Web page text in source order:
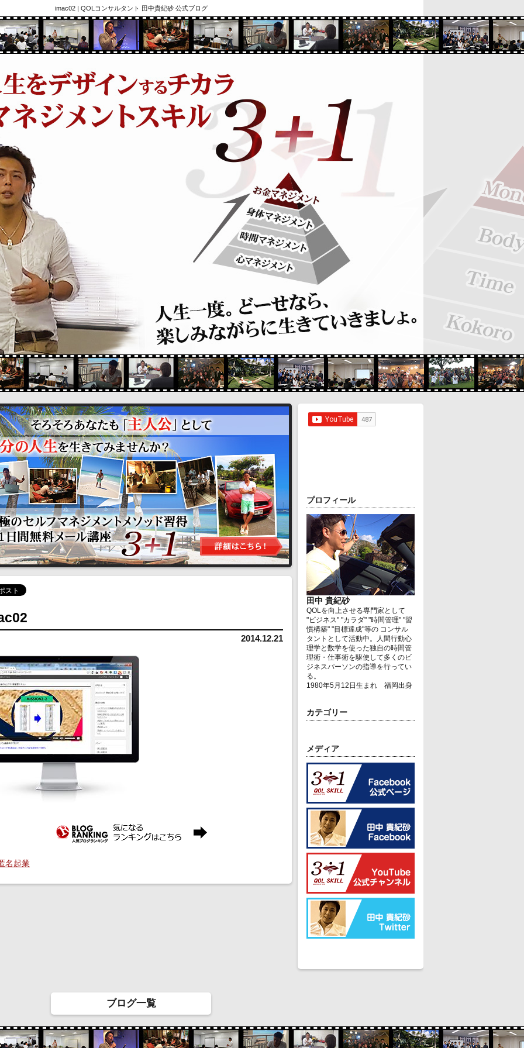
imac02 | QOLコンサルタント 田中貴紀砂 公式ブログ
2014.12.21
名起業
プロフィール
田中 貴紀砂
QOLを向上させる専門家として
"ビジネス" "カラダ" "時間管理" "習
慣構築" "目標達成"等の コンサル
タントとして活動中。人間行動心
理学と数学を使った独自の時間管
理術・仕事術を駆使して多くのビ
ジネスパーソンの指導を行ってい
る。
1980年5月12日生まれ 福岡出身
カテゴリー
メディア
ブログ一覧